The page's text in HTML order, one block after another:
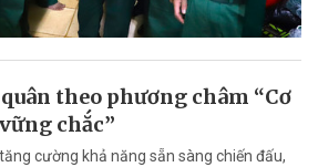
theo phương châm “Cơ
chắc”
cường khả năng sẵn sàng chiến đấu,